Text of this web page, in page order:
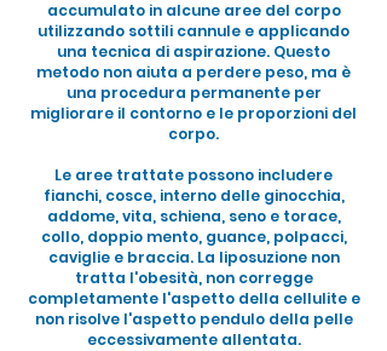
accumulato in alcune aree del corpo
utilizzando sottili cannule e applicando
una tecnica di aspirazione. Questo
metodo non aiuta a perdere peso, ma è
una procedura permanente per
migliorare il contorno e le proporzioni del
corpo.
Le aree trattate possono includere
fianchi, cosce, interno delle ginocchia,
addome, vita, schiena, seno e torace,
collo, doppio mento, guance, polpacci,
caviglie e braccia. La liposuzione non
tratta l'obesità, non corregge
completamente l'aspetto della cellulite e
non risolve l'aspetto pendulo della pelle
eccessivamente allentata.